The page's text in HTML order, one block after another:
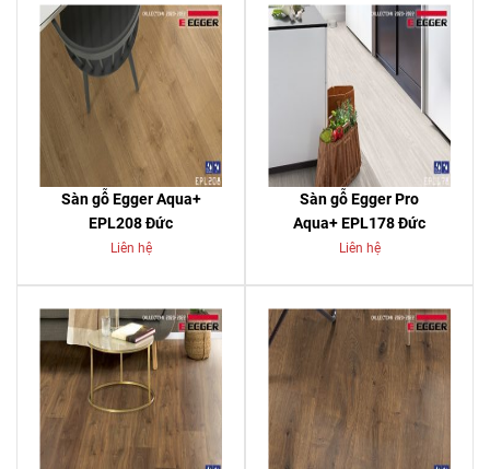
Sàn gỗ Egger Aqua+
EPL208 Đức
Liên hệ
Sàn gỗ Egger Pro
Aqua+ EPL178 Đức
Liên hệ